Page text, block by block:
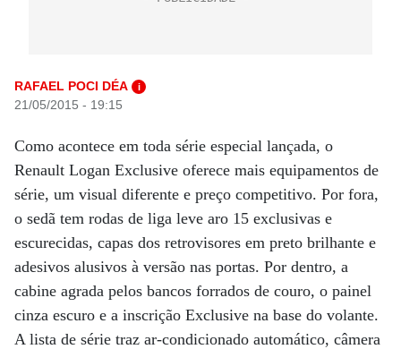
RAFAEL POCI DÉA i
21/05/2015 - 19:15
Como acontece em toda série especial lançada, o
Renault Logan Exclusive oferece mais equipamentos de
série, um visual diferente e preço competitivo. Por fora,
o sedã tem rodas de liga leve aro 15 exclusivas e
escurecidas, capas dos retrovisores em preto brilhante e
adesivos alusivos à versão nas portas. Por dentro, a
cabine agrada pelos bancos forrados de couro, o painel
cinza escuro e a inscrição Exclusive na base do volante.
A lista de série traz ar-condicionado automático, câmera